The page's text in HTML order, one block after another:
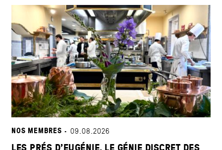
NOS MEMBRES · 09.08.2026
LES PRÉS D’EUGÉNIE, LE GÉNIE DISCRET DES